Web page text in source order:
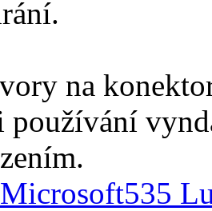
na
používání
Microsoft535